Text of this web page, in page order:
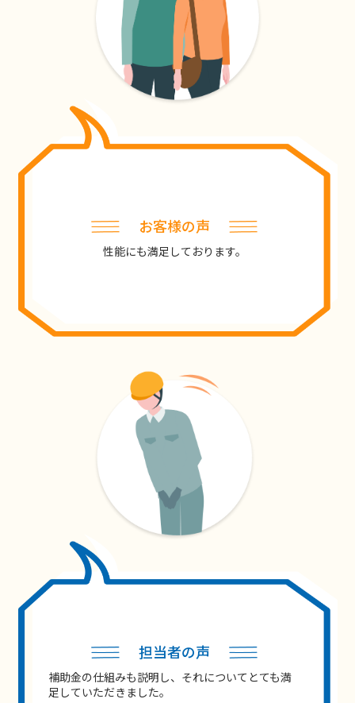
お客様の声
性能にも満足しております。
担当者の声
補助金の仕組みも説明し、それについてとても満
足していただきました。